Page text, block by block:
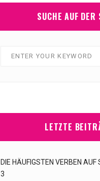
SUCHE AUF DER
LETZTE
DIE HÄUFIGSTEN VERBEN AUF
3